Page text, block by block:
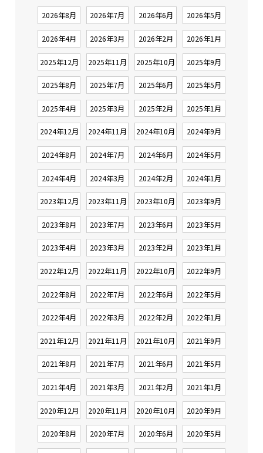
2026年8月 2026年7月 2026年6月 2026年5月
2026年4月 2026年3月 2026年2月 2026年1月
2025年12月 2025年11月 2025年10月 2025年9月
2025年8月 2025年7月 2025年6月 2025年5月
2025年4月 2025年3月 2025年2月 2025年1月
2024年12月 2024年11月 2024年10月 2024年9月
2024年8月 2024年7月 2024年6月 2024年5月
2024年4月 2024年3月 2024年2月 2024年1月
2023年12月 2023年11月 2023年10月 2023年9月
2023年8月 2023年7月 2023年6月 2023年5月
2023年4月 2023年3月 2023年2月 2023年1月
2022年12月 2022年11月 2022年10月 2022年9月
2022年8月 2022年7月 2022年6月 2022年5月
2022年4月 2022年3月 2022年2月 2022年1月
2021年12月 2021年11月 2021年10月 2021年9月
2021年8月 2021年7月 2021年6月 2021年5月
2021年4月 2021年3月 2021年2月 2021年1月
2020年12月 2020年11月 2020年10月 2020年9月
2020年8月 2020年7月 2020年6月 2020年5月